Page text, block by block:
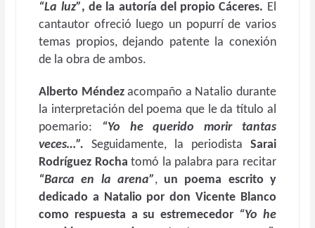
“La luz”, de la autoría del propio Cáceres. El
cantautor ofreció luego un popurrí de varios
temas propios, dejando patente la conexión
de la obra de ambos.
Alberto Méndezacompaño a Natalio durante
la interpretación del poema que le da título al
poemario:
“Yo he querido morir tantas
veces…”.
Seguidamente, la periodista Sarai
Rodríguez Rocha tomó la palabra para recitar
“Barca en la arena”,un poema escrito y
dedicado a Natalio por don Vicente Blanco
como respuesta a su estremecedor “Yo he